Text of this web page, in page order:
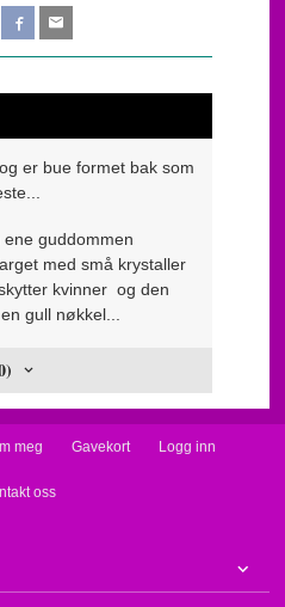
er bue formet bak som
guddommen
med små krystaller
kvinner og den
gull nøkkel...
meg Gavekort Logg inn
oss